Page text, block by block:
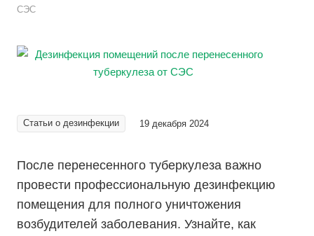
СЭС
Статьи о дезинфекции 19 декабря 2024
После перенесенного туберкулеза важно
провести профессиональную дезинфекцию
помещения для полного уничтожения
возбудителей заболевания. Узнайте, как